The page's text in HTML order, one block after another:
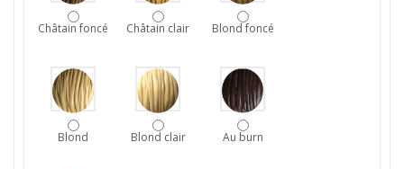
Châtain foncé Châtain clair Blond foncé
Blond Blond clair Au burn